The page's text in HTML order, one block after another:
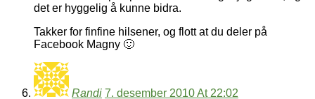
det er hyggelig å kunne bidra.
Takker for finfine hilsener, og flott at du deler på
Facebook Magny 🙂
Randi 7. desember 2010 At 22:02